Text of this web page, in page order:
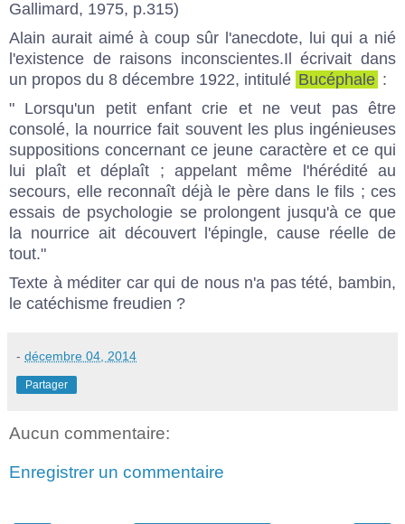
Gallimard, 1975, p.315)
Alain aurait aimé à coup sûr l'anecdote, lui qui a nié
l'existence de raisons inconscientes.Il écrivait dans
un propos du 8 décembre 1922, intitulé Bucéphale :
" Lorsqu'un petit enfant crie et ne veut pas être
consolé, la nourrice fait souvent les plus ingénieuses
suppositions concernant ce jeune caractère et ce qui
lui plaît et déplaît ; appelant même l'hérédité au
secours, elle reconnaît déjà le père dans le fils ; ces
essais de psychologie se prolongent jusqu'à ce que
la nourrice ait découvert l'épingle, cause réelle de
tout."
Texte à méditer car qui de nous n'a pas tété, bambin,
le catéchisme freudien ?
- décembre 04, 2014
Partager
Aucun commentaire:
Enregistrer un commentaire